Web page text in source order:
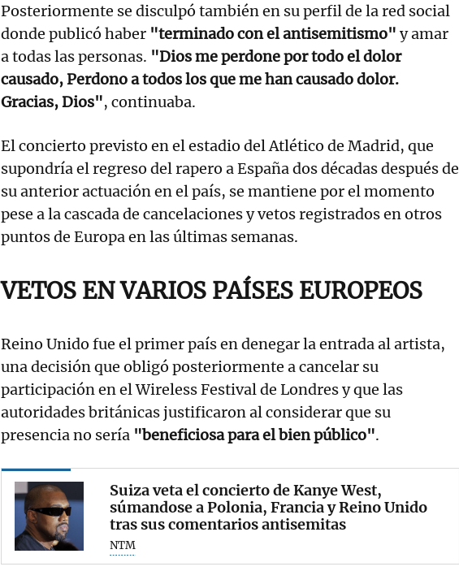
Posteriormente se disculpó también en su perfil de la red social
donde publicó haber "terminado con el antisemitismo" y amar
a todas las personas. "Dios me perdone por todo el dolor
causado, Perdono a todos los que me han causado dolor.
Gracias, Dios", continuaba.
El concierto previsto en el estadio del Atlético de Madrid, que
supondría el regreso del rapero a España dos décadas después de
su anterior actuación en el país, se mantiene por el momento
pese a la cascada de cancelaciones y vetos registrados en otros
puntos de Europa en las últimas semanas.
VETOS EN VARIOS PAÍSES EUROPEOS
Reino Unido fue el primer país en denegar la entrada al artista,
una decisión que obligó posteriormente a cancelar su
participación en el Wireless Festival de Londres y que las
autoridades británicas justificaron al considerar que su
presencia no sería "beneficiosa para el bien público".
Suiza veta el concierto de Kanye West,
súmandose a Polonia, Francia y Reino Unido
tras sus comentarios antisemitas
NTM